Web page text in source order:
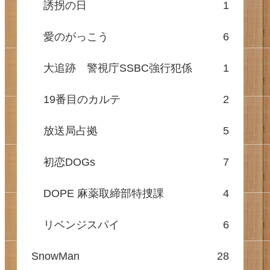
誘拐の日 1
愛のがっこう 6
大追跡 警視庁SSBC強行犯係 1
19番目のカルテ 2
放送局占拠 5
初恋DOGs 7
DOPE 麻薬取締部特捜課 4
リベンジスパイ 6
SnowMan 28